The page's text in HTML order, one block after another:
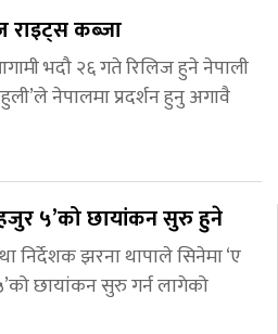
राइट्स कब्जा
भदौ २६ गते रिलिज हुने नेपाली
नेपालमा प्रदर्शन हुनु अगावै
हजुर ५’को छायांकन सुरु हुने
निर्देशक झरना थापाले सिनेमा ‘ए
छायांकन सुरु गर्न लागेको